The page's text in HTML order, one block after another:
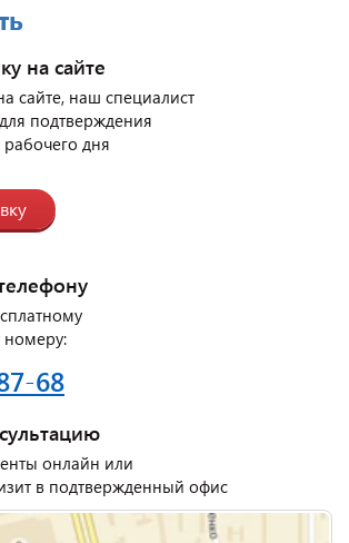
на сайте
сайте, наш специалист
подтверждения
рабочего дня
номеру:
68
онлайн или
в подтвержденный офис